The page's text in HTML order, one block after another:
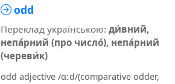
odd
Переклад українською: ди́вний,
непа́рний (про число́), непа́рний
(череви́к)
odd adjective /ɑːd/(comparative odder,